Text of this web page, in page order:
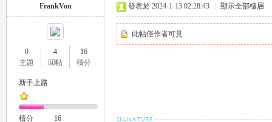
FrankVon
0
主題
4
回帖
16
積分
新手上路
積分 16
發表於 2024-1-13 02:28:43 顯示全部樓層
此帖僅作者可見